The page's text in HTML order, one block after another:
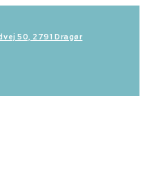
50, 2791 Dragør